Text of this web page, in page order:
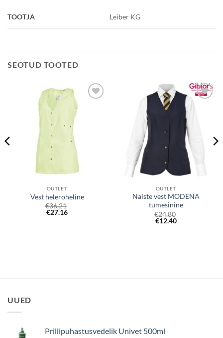
TOOTJA Leiber KG
SEOTUD TOOTED
Lisa
soovinimekirjale
OUTLET
Vest heleroheline
€36.21
€27.16
Lisa
soovinimekirjale
OUTLET
Naiste vest MODENA
tumesinine
€24.80
€12.40
UUED
Prillipuhastusvedelik Univet 500ml